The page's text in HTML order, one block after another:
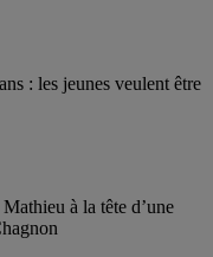
: les jeunes veulent être
à la tête d’une